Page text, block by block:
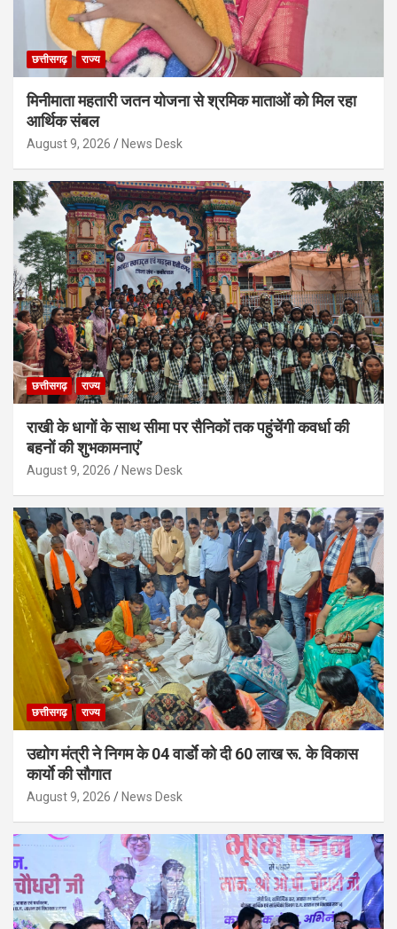
छत्तीसगढ़ राज्य
मिनीमाता महतारी जतन योजना से श्रमिक माताओं को मिल रहा
आर्थिक संबल
August 9, 2026 News Desk
छत्तीसगढ़ राज्य
राखी के धागों के साथ सीमा पर सैनिकों तक पहुंचेंगी कवर्धा की
बहनों की शुभकामनाएं’
August 9, 2026 News Desk
छत्तीसगढ़ राज्य
उद्योग मंत्री ने निगम के 04 वार्डाे को दी 60 लाख रू. के विकास
कार्याे की सौगात
August 9, 2026 News Desk